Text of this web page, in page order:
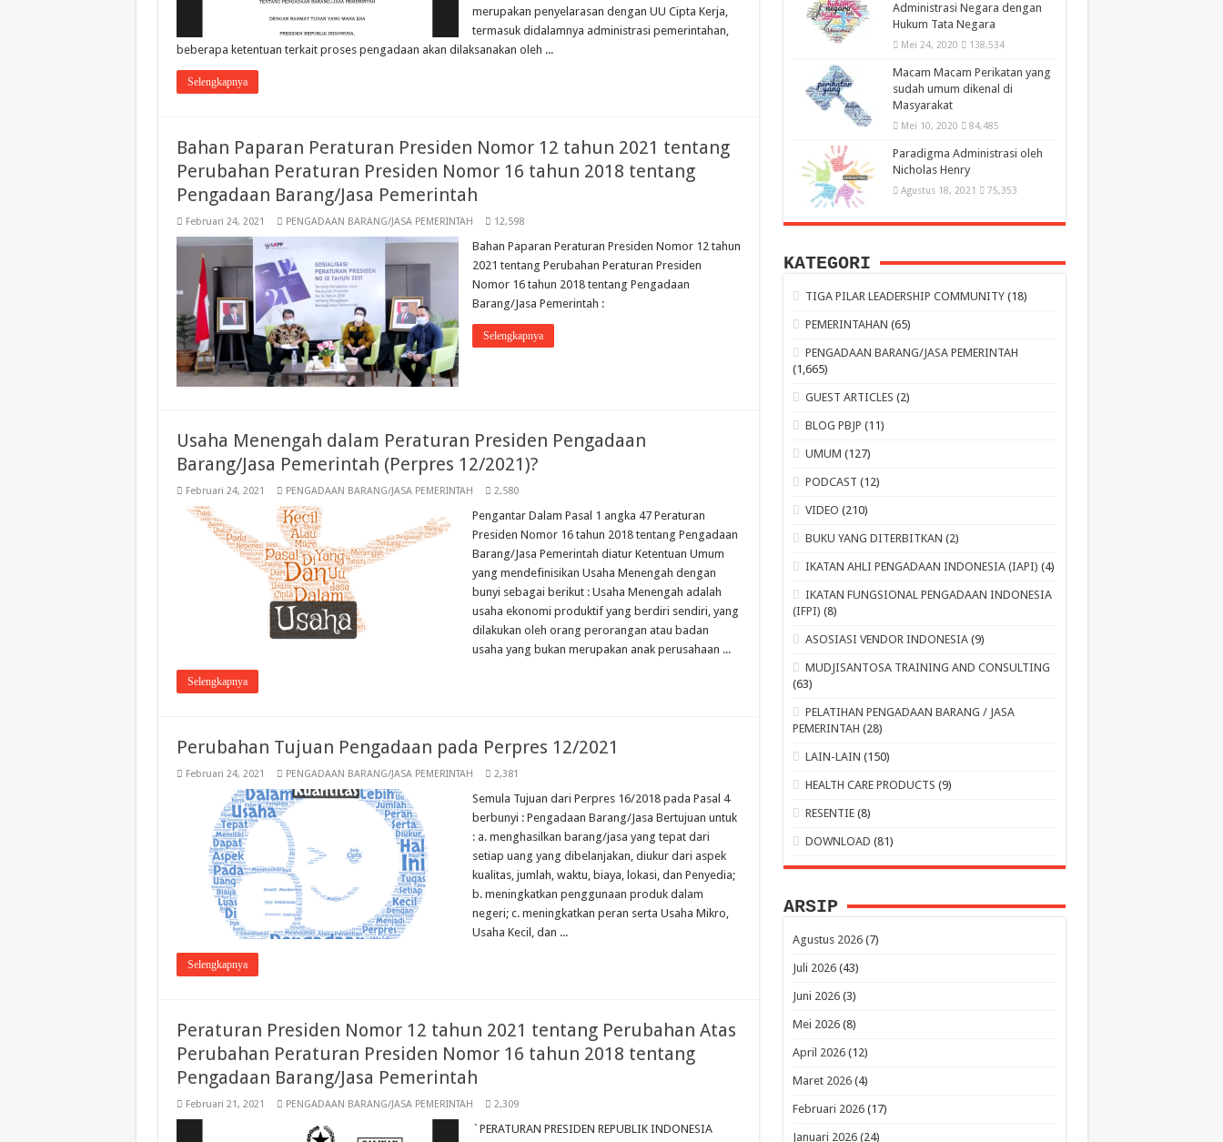
merupakan penyelarasan dengan UU Cipta Kerja,
termasuk didalamnya administrasi pemerintahan,
beberapa ketentuan terkait proses pengadaan akan dilaksanakan oleh ...
Selengkapnya
Bahan Paparan Peraturan Presiden Nomor 12 tahun 2021 tentang
Perubahan Peraturan Presiden Nomor 16 tahun 2018 tentang
Pengadaan Barang/Jasa Pemerintah
Februari 24, 2021 PENGADAAN BARANG/JASA PEMERINTAH 12,598
Bahan Paparan Peraturan Presiden Nomor 12 tahun
2021 tentang Perubahan Peraturan Presiden
Nomor 16 tahun 2018 tentang Pengadaan
Barang/Jasa Pemerintah :
Selengkapnya
Usaha Menengah dalam Peraturan Presiden Pengadaan
Barang/Jasa Pemerintah (Perpres 12/2021)?
Februari 24, 2021 PENGADAAN BARANG/JASA PEMERINTAH 2,580
Pengantar Dalam Pasal 1 angka 47 Peraturan
Presiden Nomor 16 tahun 2018 tentang Pengadaan
Barang/Jasa Pemerintah diatur Ketentuan Umum
yang mendefinisikan Usaha Menengah dengan
bunyi sebagai berikut : Usaha Menengah adalah
usaha ekonomi produktif yang berdiri sendiri, yang
dilakukan oleh orang perorangan atau badan
usaha yang bukan merupakan anak perusahaan ...
Selengkapnya
Perubahan Tujuan Pengadaan pada Perpres 12/2021
Februari 24, 2021 PENGADAAN BARANG/JASA PEMERINTAH 2,381
Semula Tujuan dari Perpres 16/2018 pada Pasal 4
berbunyi : Pengadaan Barang/Jasa Bertujuan untuk
: a. menghasilkan barang/jasa yang tepat dari
setiap uang yang dibelanjakan, diukur dari aspek
kualitas, jumlah, waktu, biaya, lokasi, dan Penyedia;
b. meningkatkan penggunaan produk dalam
negeri; c. meningkatkan peran serta Usaha Mikro,
Usaha Kecil, dan ...
Selengkapnya
Peraturan Presiden Nomor 12 tahun 2021 tentang Perubahan Atas
Perubahan Peraturan Presiden Nomor 16 tahun 2018 tentang
Pengadaan Barang/Jasa Pemerintah
Februari 21, 2021 PENGADAAN BARANG/JASA PEMERINTAH 2,309
`PERATURAN PRESIDEN REPUBLIK INDONESIA
Administrasi Negara dengan
Hukum Tata Negara
Mei 24, 2020 138,534
Macam Macam Perikatan yang
sudah umum dikenal di
Masyarakat
Mei 10, 2020 84,485
Paradigma Administrasi oleh
Nicholas Henry
Agustus 18, 2021 75,353
KATEGORI
TIGA PILAR LEADERSHIP COMMUNITY (18)
PEMERINTAHAN (65)
PENGADAAN BARANG/JASA PEMERINTAH
(1,665)
GUEST ARTICLES (2)
BLOG PBJP (11)
UMUM (127)
PODCAST (12)
VIDEO (210)
BUKU YANG DITERBITKAN (2)
IKATAN AHLI PENGADAAN INDONESIA (IAPI) (4)
IKATAN FUNGSIONAL PENGADAAN INDONESIA
(IFPI) (8)
ASOSIASI VENDOR INDONESIA (9)
MUDJISANTOSA TRAINING AND CONSULTING
(63)
PELATIHAN PENGADAAN BARANG / JASA
PEMERINTAH (28)
LAIN-LAIN (150)
HEALTH CARE PRODUCTS (9)
RESENTIE (8)
DOWNLOAD (81)
ARSIP
Agustus 2026(7)
Juli 2026(43)
Juni 2026(3)
Mei 2026(8)
April 2026(12)
Maret 2026(4)
Februari 2026(17)
Januari 2026(24)